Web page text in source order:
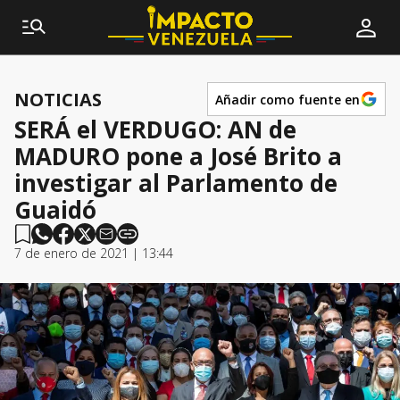
NOTICIAS Añadir como fuente en
SERÁ el VERDUGO: AN de
MADURO pone a José Brito a
investigar al Parlamento de
Guaidó
7 de enero de 2021 | 13:44